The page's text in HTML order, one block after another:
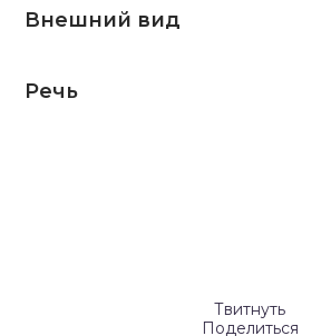
Внешний вид
Речь
Твитнуть
Поделиться